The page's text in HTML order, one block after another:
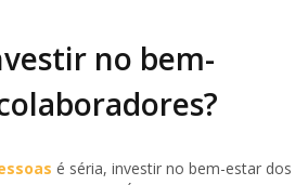
no bem-
é séria, investir no bem-estar dos